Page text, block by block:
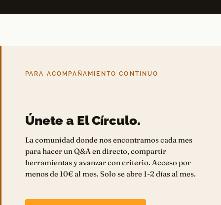
PARA ACOMPAÑAMIENTO CONTINUO
Únete a El Círculo.
La comunidad donde nos encontramos cada mes
para hacer un Q&A en directo, compartir
herramientas y avanzar con criterio. Acceso por
menos de 10€ al mes. Solo se abre 1-2 días al mes.